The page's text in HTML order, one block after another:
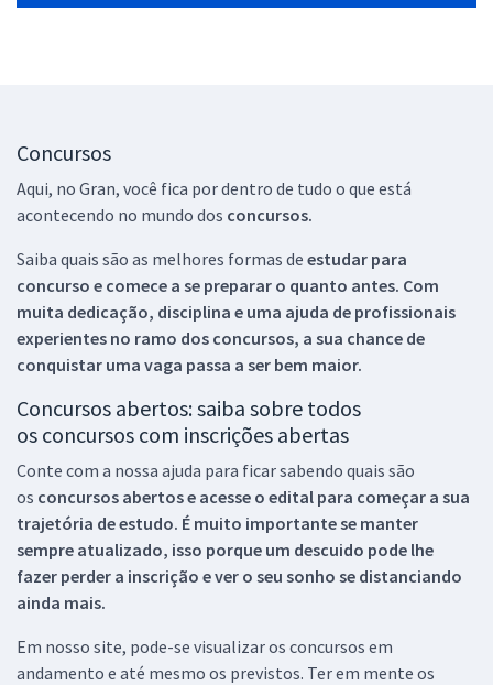
Concursos
Aqui, no Gran, você fica por dentro de tudo o que está
acontecendo no mundo dos concursos.
Saiba quais são as melhores formas de estudar para
concurso e comece a se preparar o quanto antes. Com
muita dedicação, disciplina e uma ajuda de profissionais
experientes no ramo dos concursos, a sua chance de
conquistar uma vaga passa a ser bem maior.
Concursos abertos: saiba sobre todos
os concursos com inscrições abertas
Conte com a nossa ajuda para ficar sabendo quais são
os concursos abertos e acesse o edital para começar a sua
trajetória de estudo. É muito importante se manter
sempre atualizado, isso porque um descuido pode lhe
fazer perder a inscrição e ver o seu sonho se distanciando
ainda mais.
Em nosso site, pode-se visualizar os concursos em
andamento e até mesmo os previstos. Ter em mente os